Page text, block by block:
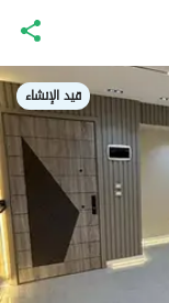
قيد الإنشاء